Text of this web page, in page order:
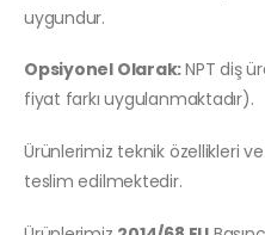
uygundur.
Opsiyonel Olarak:NPT diş
fiyat farkı uygulanmaktadır).
Ürünlerimiz teknik özellikleri
teslim edilmektedir.